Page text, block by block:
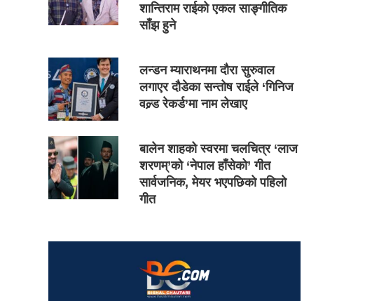
शान्तिराम राईको एकल साङ्गीतिक
साँझ हुने
लन्डन म्याराथनमा दौरा सुरुवाल
लगाएर दौडेका सन्तोष राईले ‘गिनिज
वल्र्ड रेकर्ड’मा नाम लेखाए
बालेन शाहको स्वरमा चलचित्र ‘लाज
शरणम्’को ‘नेपाल हाँसेको’ गीत
सार्वजनिक, मेयर भएपछिको पहिलो
गीत